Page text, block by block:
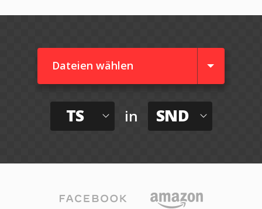
Dateien wählen
TS in SND